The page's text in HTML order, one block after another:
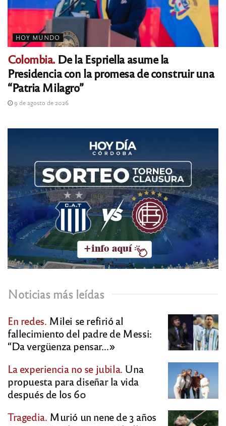
HOY MUNDO
Colombia. De la Espriella asume la
Presidencia con la promesa de construir una
“Patria Milagro”
9 de agosto de 2026
Noticias más leídas
En redes. Milei se refirió al
fallecimiento del padre de Messi:
“Da vergüenza pensar…»
La experiencia no se jubila. Una
propuesta para diseñar la vida
después de los 60
Tragedia. Murió un nene de 3 años